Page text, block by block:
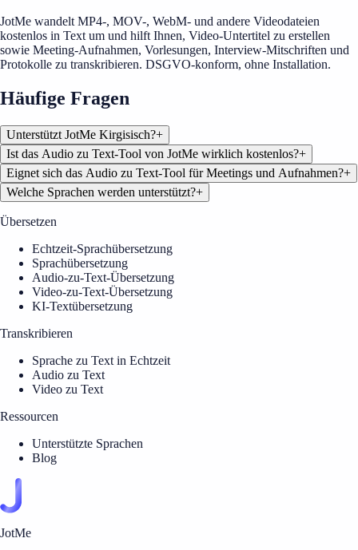
JotMe wandelt MP4-, MOV-, WebM- und andere Videodateien
kostenlos in Text um und hilft Ihnen, Video-Untertitel zu erstellen
sowie Meeting-Aufnahmen, Vorlesungen, Interview-Mitschriften und
Protokolle zu transkribieren. DSGVO-konform, ohne Installation.
Häufige Fragen
Unterstützt JotMe Kirgisisch?+
Ist das Audio zu Text-Tool von JotMe wirklich kostenlos?+
Eignet sich das Audio zu Text-Tool für Meetings und Aufnahmen?+
Welche Sprachen werden unterstützt?+
Übersetzen
Echtzeit-Sprachübersetzung
Sprachübersetzung
Audio-zu-Text-Übersetzung
Video-zu-Text-Übersetzung
KI-Textübersetzung
Transkribieren
Sprache zu Text in Echtzeit
Audio zu Text
Video zu Text
Ressourcen
Unterstützte Sprachen
Blog
JotMe